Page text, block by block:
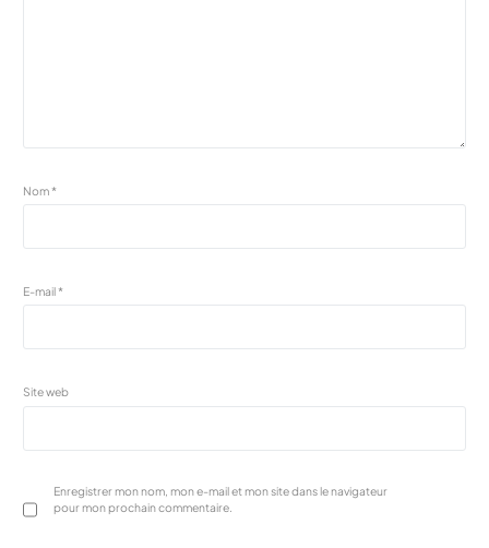
Nom*
E-mail*
Site web
Enregistrer mon nom, mon e-mail et mon site dans le navigateur
pour mon prochain commentaire.